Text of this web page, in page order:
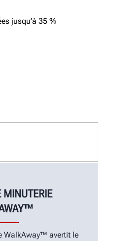
jusqu’à 35 %
MINUTERIE
WalkAway™ avertit le